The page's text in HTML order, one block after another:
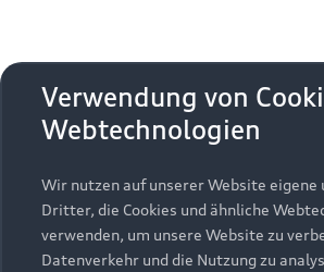
Modelle
Alle Modelle
Modelle vergleichen
Kaufen & leasen
Neuwagensuche
Service & Zubehör
Verwendung von
Webtechnologien
Wir nutzen auf unserer Website eigene
Dritter, die Cookies und ähnliche
verwenden, um unsere Website zu
Datenverkehr und die Nutzung zu